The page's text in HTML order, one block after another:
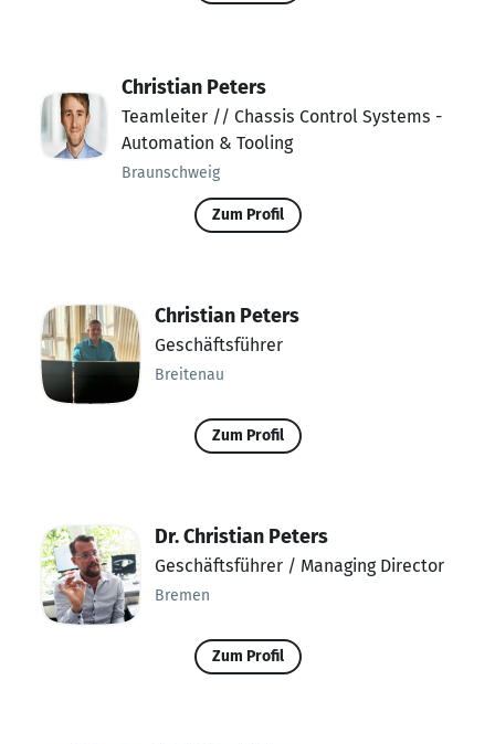
Christian Peters
Teamleiter // Chassis Control Systems -
Automation & Tooling
Braunschweig
Zum Profil
Christian Peters
Geschäftsführer
Breitenau
Zum Profil
Dr. Christian Peters
Geschäftsführer / Managing Director
Bremen
Zum Profil